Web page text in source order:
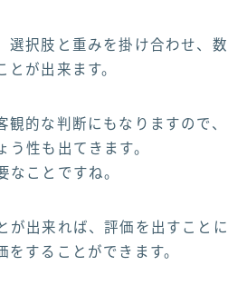
選択肢と重みを掛け合わせ、数
が出来ます。
観的な判断にもなりますので、
う性も出てきます。
なことですね。
が出来れば、評価を出すことに
することができます。